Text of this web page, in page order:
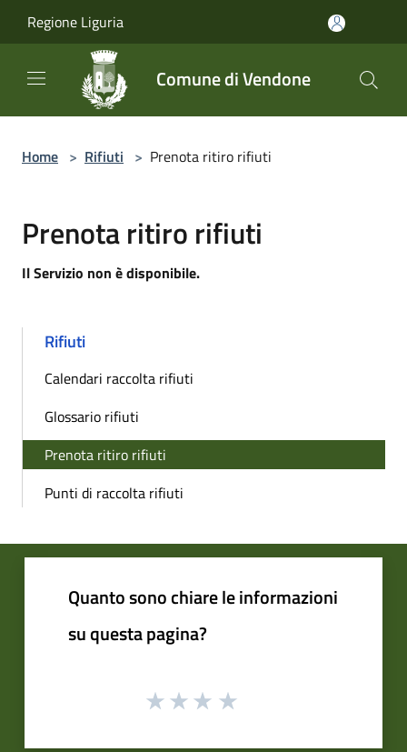
Regione Liguria
Comune di Vendone
Home > Rifiuti > Prenota ritiro rifiuti
Prenota ritiro rifiuti
Il Servizio non è disponibile.
Rifiuti
Calendari raccolta rifiuti
Glossario rifiuti
Prenota ritiro rifiuti
Punti di raccolta rifiuti
Quanto sono chiare le informazioni
su questa pagina?